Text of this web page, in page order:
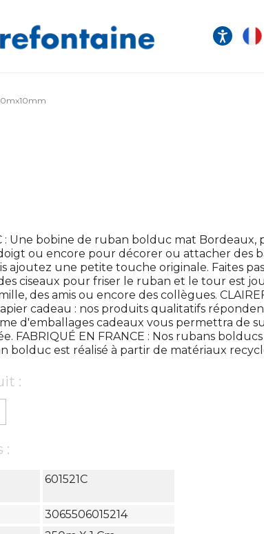
: Une bobine de ruban bolduc mat Bordeaux,
ou encore pour décorer ou attacher des
ajoutez une petite touche originale. Faites
ciseaux pour friser le ruban et le tour est
des amis ou encore des collègues.
cadeau : nos produits qualitatifs
d'emballages cadeaux vous permettra de
FABRIQUÉ EN FRANCE : Nos rubans
bolduc est réalisé à partir de matériaux
:
:
601521C
3065506015214